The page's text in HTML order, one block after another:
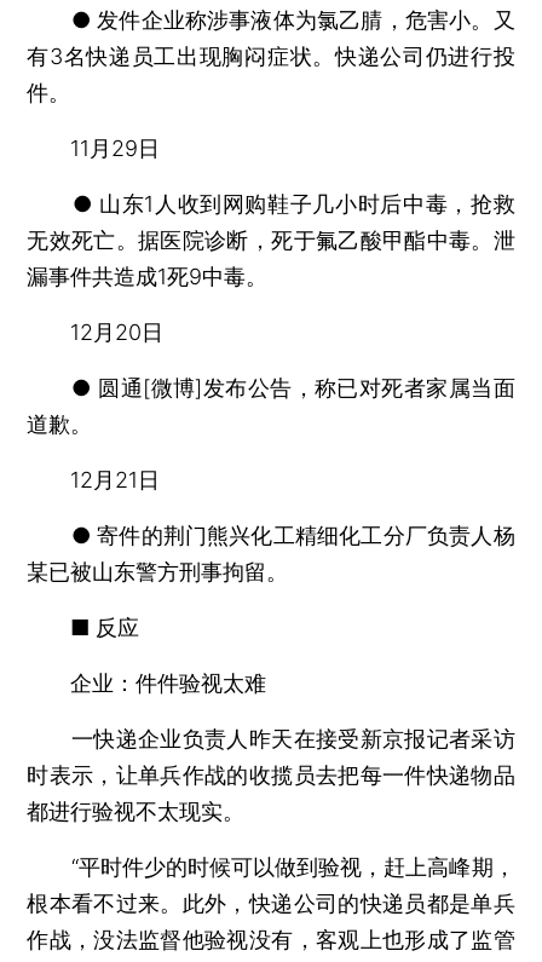
● 发件企业称涉事液体为氯乙腈，危害小。又
有3名快递员工出现胸闷症状。快递公司仍进行投
件。
11月29日
● 山东1人收到网购鞋子几小时后中毒，抢救
无效死亡。据医院诊断，死于氟乙酸甲酯中毒。泄
漏事件共造成1死9中毒。
12月20日
● 圆通[微博]发布公告，称已对死者家属当面
道歉。
12月21日
● 寄件的荆门熊兴化工精细化工分厂负责人杨
某已被山东警方刑事拘留。
■ 反应
企业：件件验视太难
一快递企业负责人昨天在接受新京报记者采访
时表示，让单兵作战的收揽员去把每一件快递物品
都进行验视不太现实。
“平时件少的时候可以做到验视，赶上高峰期，
根本看不过来。此外，快递公司的快递员都是单兵
作战，没法监督他验视没有，客观上也形成了监管